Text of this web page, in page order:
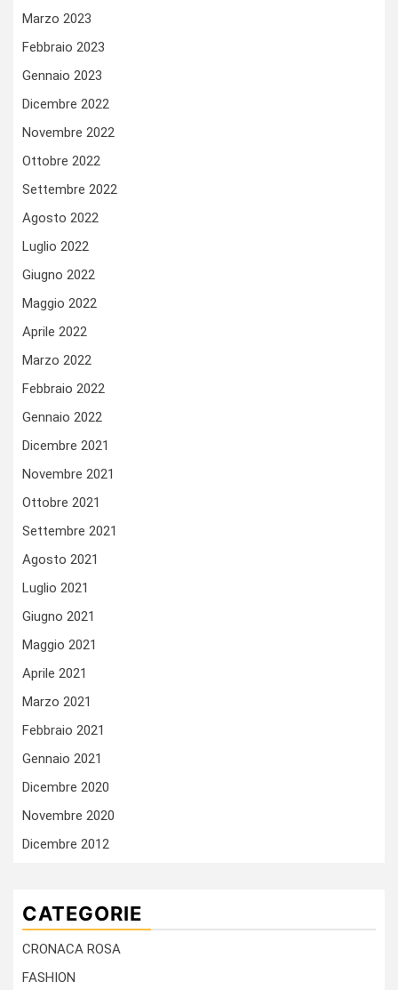
Marzo 2023
Febbraio 2023
Gennaio 2023
Dicembre 2022
Novembre 2022
Ottobre 2022
Settembre 2022
Agosto 2022
Luglio 2022
Giugno 2022
Maggio 2022
Aprile 2022
Marzo 2022
Febbraio 2022
Gennaio 2022
Dicembre 2021
Novembre 2021
Ottobre 2021
Settembre 2021
Agosto 2021
Luglio 2021
Giugno 2021
Maggio 2021
Aprile 2021
Marzo 2021
Febbraio 2021
Gennaio 2021
Dicembre 2020
Novembre 2020
Dicembre 2012
CATEGORIE
CRONACA ROSA
FASHION